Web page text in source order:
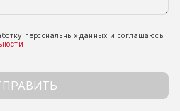
персональных данных и соглашаюсь